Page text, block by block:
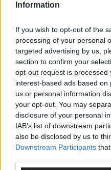
Information
If you wish to opt-out of the
processing of your personal
targeted advertising by us,
section to confirm your
opt-out request is processed
interest-based ads based
us or personal information
your opt-out. You may
disclosure of your personal
IAB’s list of downstream
also be disclosed by us to
Downstream Participants
unser Kommentar zum
Mai 2026
KOMMENTAR
ESC-Finale morgen:
aufgestiegen – alle 25 Acts
Mai 2026
JJ hat den Abend gerettet
war solide, aber kein